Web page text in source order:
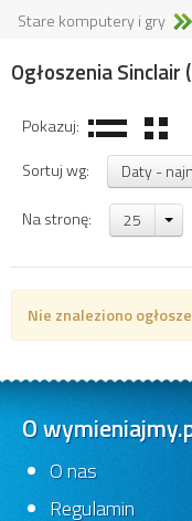
Stare komputery i gry
Ogłoszenia Sinclair
Pokazuj:
Sortuj wg:
Daty -
Na stronę: 25
Nie znaleziono
O
O nas
Regulamin